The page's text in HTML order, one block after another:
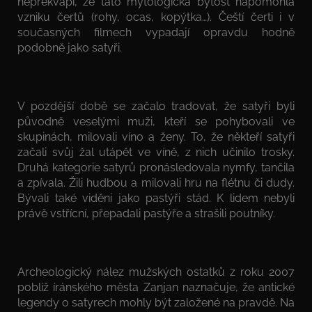
vzniku čertů (rohy, ocas, kopýtka…). Čeští čerti i v
současných filmech vypadají opravdu hodně
podobně jako satyři.
V pozdější době se začalo tradovat, že satyři byli
původně veselými muži, kteří se pohybovali ve
skupinách, milovali víno a ženy. To, že někteří satyři
začali svůj žal utápět ve víně, z nich učinilo trosky.
Druhá kategorie satyrů pronásledovala nymfy, tančila
a zpívala. Žili hudbou a milovali hru na flétnu či dudy.
Bývali také viděni jako pastýři stád. K lidem nebyli
právě vstřícní, přepadali pastýře a strašili poutníky.
Archeologický nález mužských ostatků z roku 2007
poblíž íránského města Zanjan naznačuje, že antické
legendy o satyrech mohly být založené na pravdě. Na